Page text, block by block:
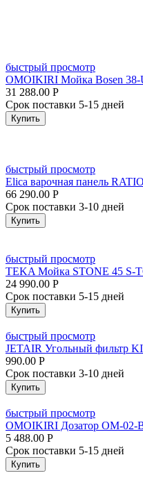
быстрый просмотр
OMOIKIRI Мойка Bosen
31 288.00 Р
Срок поставки 5-15 дней
Купить
быстрый просмотр
Elica варочная панель
66 290.00 Р
Срок поставки 3-10 дней
Купить
быстрый просмотр
TEKA Мойка STONE 45 S-
24 990.00 Р
Срок поставки 5-15 дней
Купить
быстрый просмотр
JETAIR Угольный фильтр
990.00 Р
Срок поставки 3-10 дней
Купить
быстрый просмотр
OMOIKIRI Дозатор OM-02-
5 488.00 Р
Срок поставки 5-15 дней
Купить